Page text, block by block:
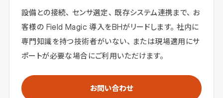
設備との接続、センサ選定、既存システム連携まで、お
客様の Field Magic 導入をBHがリードします。社内に
専門知識を持つ技術者がいない、または現場適用にサ
ポートが必要な場合にご利用いただけます。
お問い合わせ